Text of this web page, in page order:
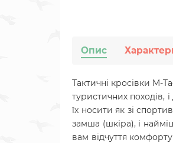
Опис
Тактичні кросівки M-
туристичних походів,
їх носити як зі
замша (шкіра), і
вам відчуття